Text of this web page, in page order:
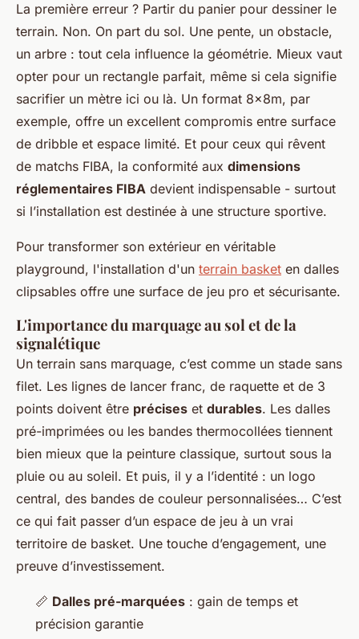
La première erreur ? Partir du panier pour dessiner le
terrain. Non. On part du sol. Une pente, un obstacle,
un arbre : tout cela influence la géométrie. Mieux vaut
opter pour un rectangle parfait, même si cela signifie
sacrifier un mètre ici ou là. Un format 8x8m, par
exemple, offre un excellent compromis entre surface
de dribble et espace limité. Et pour ceux qui rêvent
de matchs FIBA, la conformité aux dimensions
réglementaires FIBA devient indispensable - surtout
si l’installation est destinée à une structure sportive.
Pour transformer son extérieur en véritable
playground, l'installation d'un terrain basket en dalles
clipsables offre une surface de jeu pro et sécurisante.
L'importance du marquage au sol et de la
signalétique
Un terrain sans marquage, c’est comme un stade sans
filet. Les lignes de lancer franc, de raquette et de 3
points doivent être précises et durables. Les dalles
pré-imprimées ou les bandes thermocollées tiennent
bien mieux que la peinture classique, surtout sous la
pluie ou au soleil. Et puis, il y a l’identité : un logo
central, des bandes de couleur personnalisées… C’est
ce qui fait passer d’un espace de jeu à un vrai
territoire de basket. Une touche d’engagement, une
preuve d’investissement.
📏 Dalles pré-marquées : gain de temps et
précision garantie